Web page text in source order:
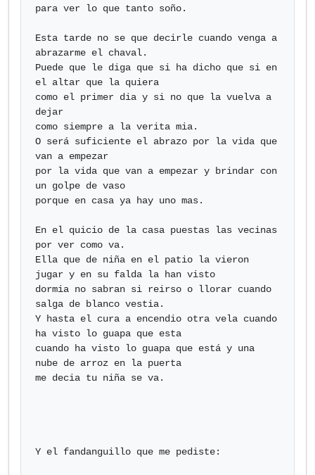
para ver lo que tanto soño.
Esta tarde no se que decirle cuando venga a
abrazarme el chaval.
Puede que le diga que si ha dicho que si en
el altar que la quiera
como el primer dia y si no que la vuelva a
dejar
como siempre a la verita mia.
O será suficiente el abrazo por la vida que
van a empezar
por la vida que van a empezar y brindar con
un golpe de vaso
porque en casa ya hay uno mas.
En el quicio de la casa puestas las vecinas
por ver como va.
Ella que de niña en el patio la vieron
jugar y en su falda la han visto
dormia no sabran si reirso o llorar cuando
salga de blanco vestia.
Y hasta el cura a encendio otra vela cuando
ha visto lo guapa que esta
cuando ha visto lo guapa que está y una
nube de arroz en la puerta
me decia tu niña se va.
Y el fandanguillo que me pediste: